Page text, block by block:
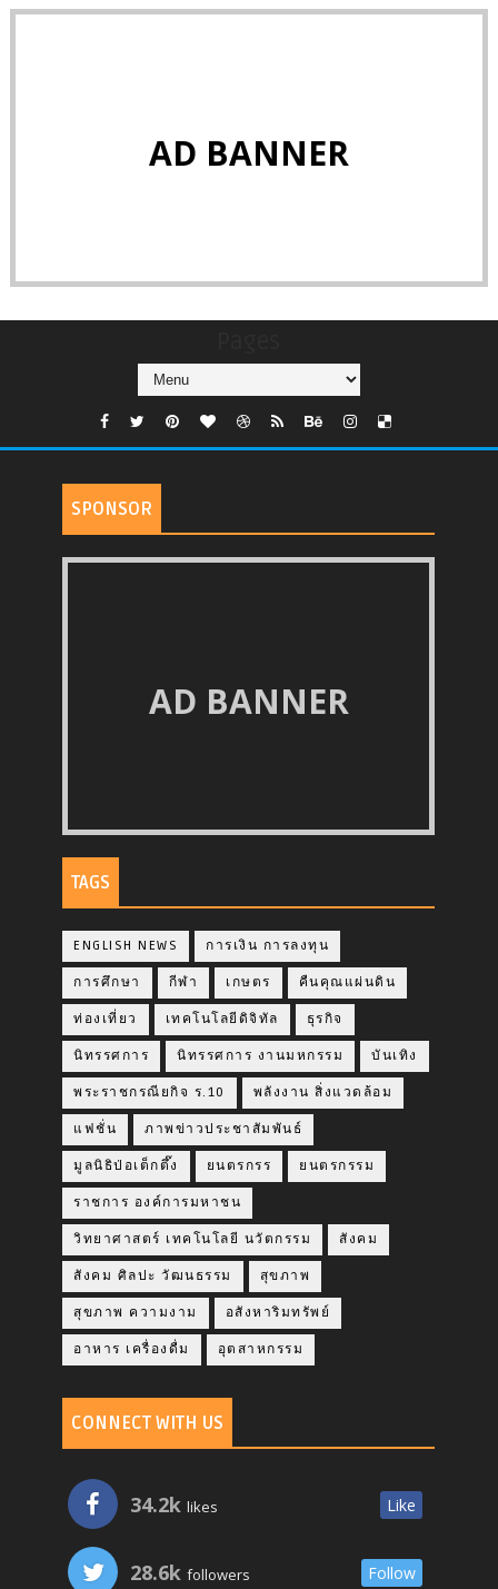
AD BANNER
SPONSOR
AD BANNER
TAGS
ENGLISH NEWS การเงิน การลงทุน
การศึกษา กีฬา เกษตร คืนคุณแผ่นดิน
ท่องเที่ยว เทคโนโลยีดิจิทัล ธุรกิจ
นิทรรศการ นิทรรศการ งานมหกรรม บันเทิง
พระราชกรณียกิจ ร.10 พลังงาน สิ่งแวดล้อม
แฟชั่น ภาพข่าวประชาสัมพันธ์
มูลนิธิป่อเต็กตึ๊ง ยนตรกรร ยนตรกรรม
ราชการ องค์การมหาชน
วิทยาศาสตร์ เทคโนโลยี นวัตกรรม สังคม
สังคม ศิลปะ วัฒนธรรม สุขภาพ
สุขภาพ ความงาม อสังหาริมทรัพย์
อาหาร เครื่องดื่ม อุตสาหกรรม
CONNECT WITH US
34.2k likes Like
28.6k followers Follow